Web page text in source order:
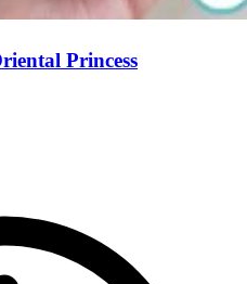
Princess